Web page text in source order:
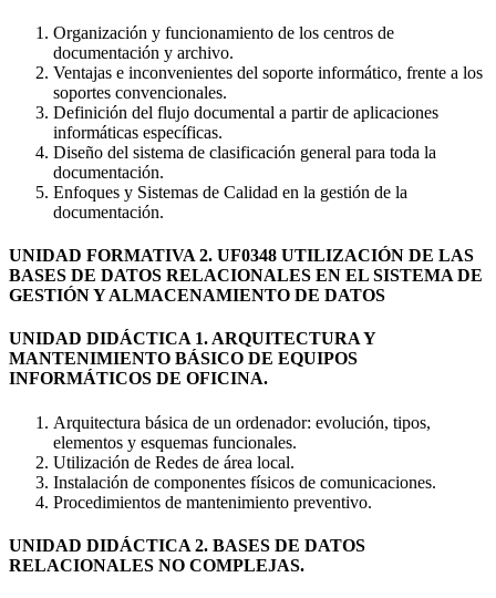
Organización y funcionamiento de los centros de
documentación y archivo.
Ventajas e inconvenientes del soporte informático, frente a los
soportes convencionales.
Definición del flujo documental a partir de aplicaciones
informáticas específicas.
Diseño del sistema de clasificación general para toda la
documentación.
Enfoques y Sistemas de Calidad en la gestión de la
documentación.
UNIDAD FORMATIVA 2. UF0348 UTILIZACIÓN DE LAS
BASES DE DATOS RELACIONALES EN EL SISTEMA DE
GESTIÓN Y ALMACENAMIENTO DE DATOS
UNIDAD DIDÁCTICA 1. ARQUITECTURA Y
MANTENIMIENTO BÁSICO DE EQUIPOS
INFORMÁTICOS DE OFICINA.
Arquitectura básica de un ordenador: evolución, tipos,
elementos y esquemas funcionales.
Utilización de Redes de área local.
Instalación de componentes físicos de comunicaciones.
Procedimientos de mantenimiento preventivo.
UNIDAD DIDÁCTICA 2. BASES DE DATOS
RELACIONALES NO COMPLEJAS.